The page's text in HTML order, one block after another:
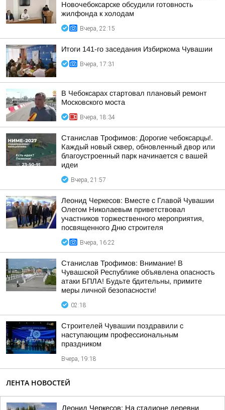
Новочебоксарске обсудили готовность
жилфонда к холодам
Вчера, 22:15
Итоги 141-го заседания Избиркома Чувашии
Вчера, 17:31
В Чебоксарах стартовал плановый ремонт
Московского моста
Вчера, 18:34
Станислав Трофимов: Дорогие чебоксарцы!.
Каждый новый сквер, обновленный двор или
благоустроенный парк начинается с вашей
идеи
Вчера, 21:57
Леонид Черкесов: Вместе с Главой Чувашии
Олегом Николаевым приветствовал
участников торжественного мероприятия,
посвященного Дню строителя
Вчера, 16:22
Станислав Трофимов: Внимание! В
Чувашской Республике объявлена опасность
атаки БПЛА! Будьте бдительны, примите
меры личной безопасности!
02:18
Строителей Чувашии поздравили с
наступающим профессиональным
праздником
Вчера, 19:18
ЛЕНТА НОВОСТЕЙ
Леонид Черкесов: На стадионе деревни